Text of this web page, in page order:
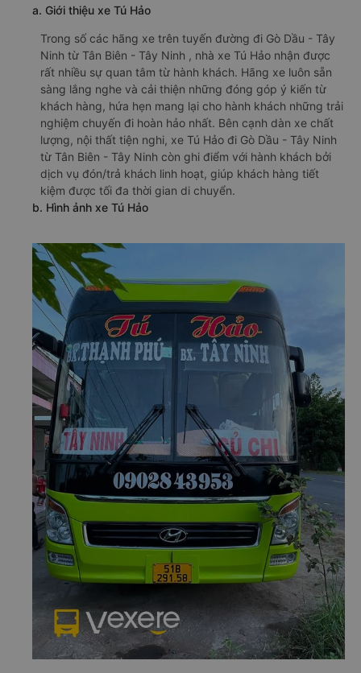
a. Giới thiệu xe Tú Hảo
Trong số các hãng xe trên tuyến đường đi Gò Dầu - Tây
Ninh từ Tân Biên - Tây Ninh , nhà xe Tú Hảo nhận được
rất nhiều sự quan tâm từ hành khách. Hãng xe luôn sẵn
sàng lắng nghe và cải thiện những đóng góp ý kiến từ
khách hàng, hứa hẹn mang lại cho hành khách những trải
nghiệm chuyến đi hoàn hảo nhất. Bên cạnh dàn xe chất
lượng, nội thất tiện nghi, xe Tú Hảo đi Gò Dầu - Tây Ninh
từ Tân Biên - Tây Ninh còn ghi điểm với hành khách bởi
dịch vụ đón/trả khách linh hoạt, giúp khách hàng tiết
kiệm được tối đa thời gian di chuyển.
b. Hình ảnh xe Tú Hảo